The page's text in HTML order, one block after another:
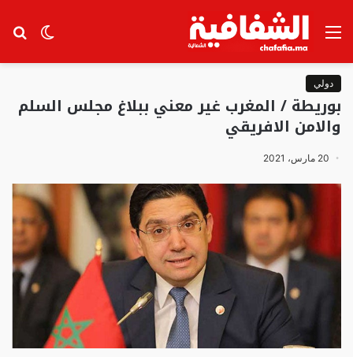
الوضع
القائمة
دولي
بوريطة / المغرب غير معني ببلاغ مجلس السلم
والامن الافريقي
20 مارس، 2021